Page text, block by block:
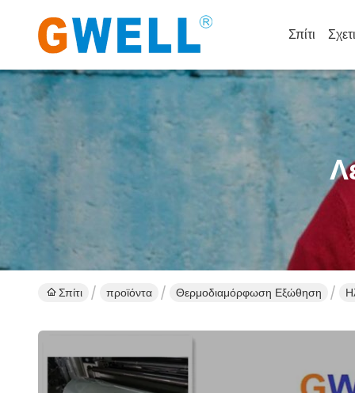
Σπίτι
Σπίτι προϊόντα Θερμοδιαμόρφωση Εξώθηση